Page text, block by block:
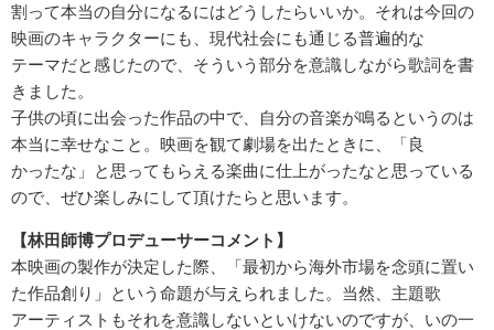
割って本当の自分になるにはどうしたらいいか。それは今回の
映画のキャラクターにも、現代社会にも通じる普遍的な
テーマだと感じたので、そういう部分を意識しながら歌詞を書
きました。
子供の頃に出会った作品の中で、自分の音楽が鳴るというのは
本当に幸せなこと。映画を観て劇場を出たときに、「良
かったな」と思ってもらえる楽曲に仕上がったなと思っている
ので、ぜひ楽しみにして頂けたらと思います。
【林田師博プロデューサーコメント】
本映画の製作が決定した際、「最初から海外市場を念頭に置い
た作品創り」という命題が与えられました。当然、主題歌
アーティストもそれを意識しないといけないのですが、いの一